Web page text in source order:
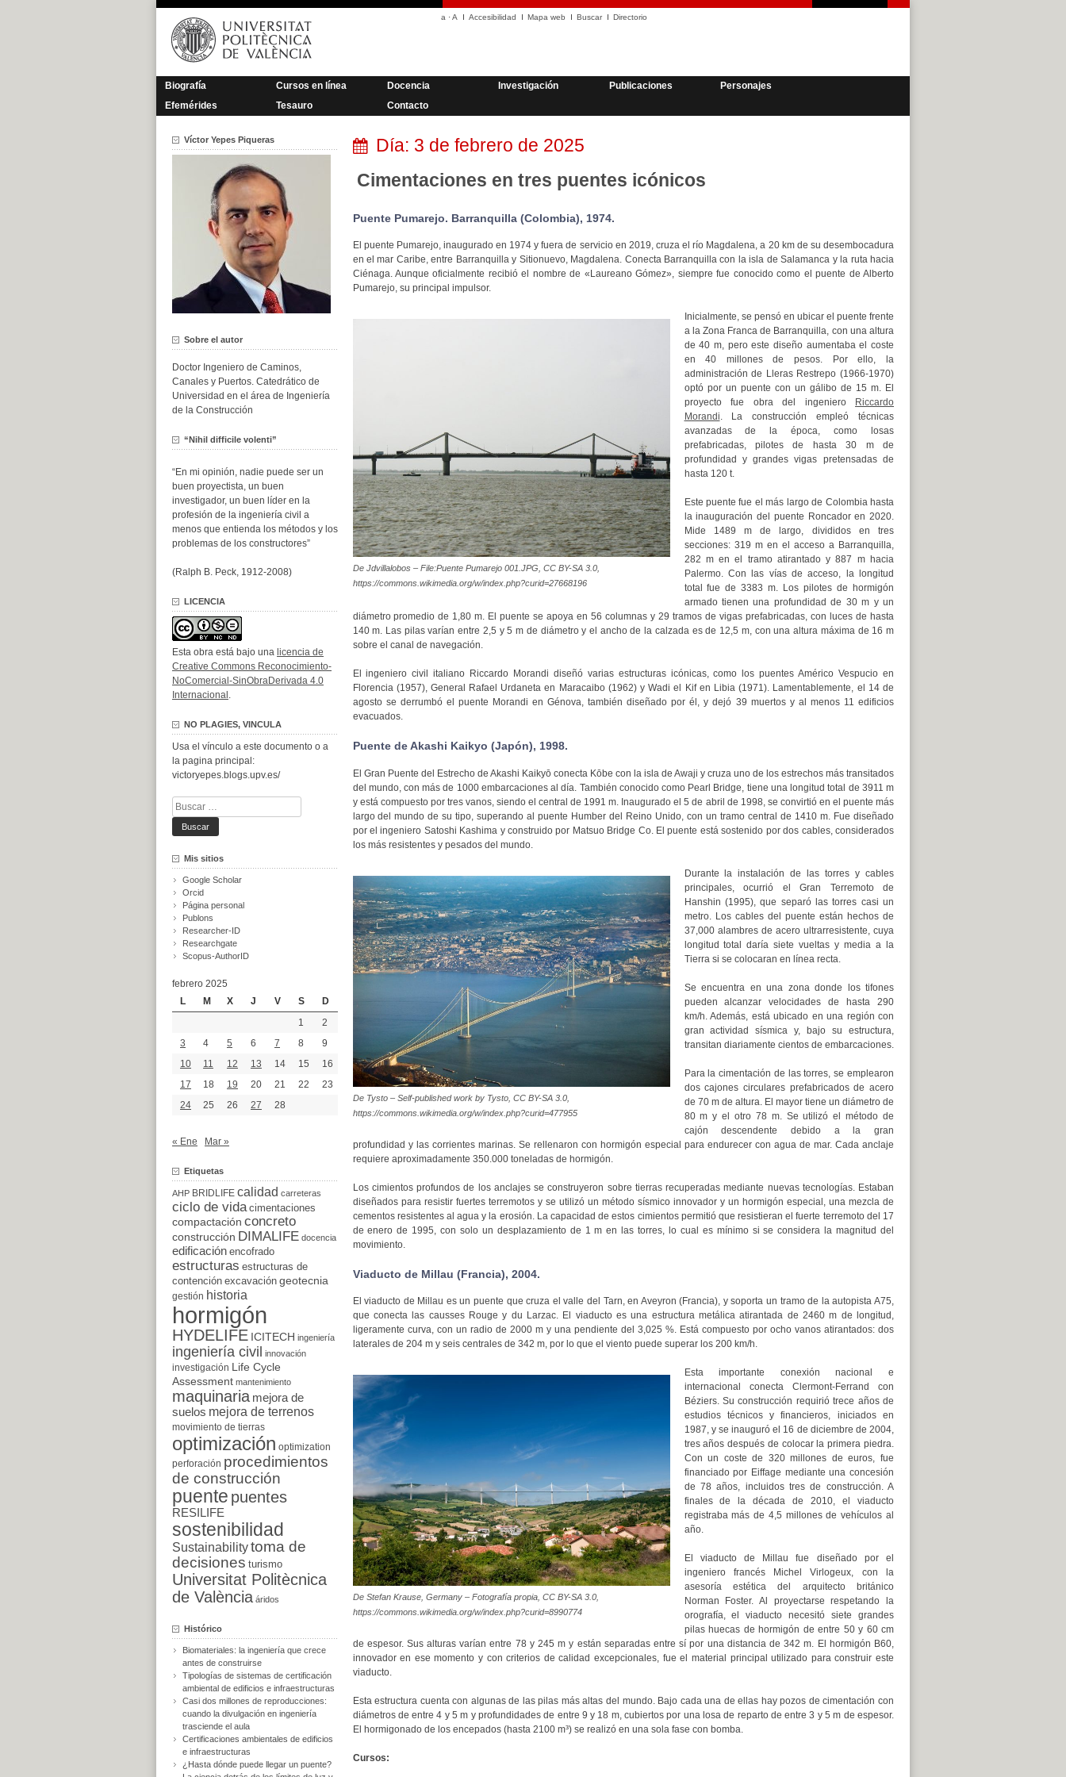
Saltar
contenido
a ·A Accesibilidad Mapa web Buscar Directorio
Biografía Cursos en línea Docencia Investigación Publicaciones
Personajes
Efemérides
Tesauro Contacto
Día: 3 de febrero de 2025
Cimentaciones en tres puentes icónicos
Puente Pumarejo. Barranquilla (Colombia), 1974.
El puente Pumarejo, inaugurado en 1974 y fuera de servicio en 2019, cruza el río Magdalena, a 20 km de su desembocadura
en el mar Caribe, entre Barranquilla y Sitionuevo, Magdalena. Conecta Barranquilla con la isla de Salamanca y la ruta hacia
Ciénaga. Aunque oficialmente recibió el nombre de «Laureano Gómez», siempre fue conocido como el puente de Alberto
Pumarejo, su principal impulsor.
De Jdvillalobos – File:Puente Pumarejo 001.JPG, CC BY-SA 3.0,
https://commons.wikimedia.org/w/index.php?curid=27668196
Inicialmente, se pensó en ubicar el puente frente
a la Zona Franca de Barranquilla, con una altura
de 40 m, pero este diseño aumentaba el coste
en 40 millones de pesos. Por ello, la
administración de Lleras Restrepo (1966-1970)
optó por un puente con un gálibo de 15 m. El
proyecto fue obra del ingeniero
Riccardo
Morandi. La construcción empleó técnicas
avanzadas de la época, como losas
prefabricadas, pilotes de hasta 30 m de
profundidad y grandes vigas pretensadas de
hasta 120 t.
Este puente fue el más largo de Colombia hasta
la inauguración del puente Roncador en 2020.
Mide 1489 m de largo, divididos en tres
secciones: 319 m en el acceso a Barranquilla,
282 m en el tramo atirantado y 887 m hacia
Palermo. Con las vías de acceso, la longitud
total fue de 3383 m. Los pilotes de hormigón
armado tienen una profundidad de 30 m y un
diámetro promedio de 1,80 m. El puente se apoya en 56 columnas y 29 tramos de vigas prefabricadas, con luces de hasta
140 m. Las pilas varían entre 2,5 y 5 m de diámetro y el ancho de la calzada es de 12,5 m, con una altura máxima de 16 m
sobre el canal de navegación.
El ingeniero civil italiano Riccardo Morandi diseñó varias estructuras icónicas, como los puentes Américo Vespucio en
Florencia (1957), General Rafael Urdaneta en Maracaibo (1962) y Wadi el Kif en Libia (1971). Lamentablemente, el 14 de
agosto se derrumbó el puente Morandi en Génova, también diseñado por él, y dejó 39 muertos y al menos 11 edificios
evacuados.
Puente de Akashi Kaikyo (Japón), 1998.
El Gran Puente del Estrecho de Akashi Kaikyō conecta Kōbe con la isla de Awaji y cruza uno de los estrechos más transitados
del mundo, con más de 1000 embarcaciones al día. También conocido como Pearl Bridge, tiene una longitud total de 3911 m
y está compuesto por tres vanos, siendo el central de 1991 m. Inaugurado el 5 de abril de 1998, se convirtió en el puente más
largo del mundo de su tipo, superando al puente Humber del Reino Unido, con un tramo central de 1410 m. Fue diseñado
por el ingeniero Satoshi Kashima y construido por Matsuo Bridge Co. El puente está sostenido por dos cables, considerados
los más resistentes y pesados del mundo.
De Tysto – Self-published work by Tysto, CC BY-SA 3.0,
https://commons.wikimedia.org/w/index.php?curid=477955
Durante la instalación de las torres y cables
principales, ocurrió el Gran Terremoto de
Hanshin (1995), que separó las torres casi un
metro. Los cables del puente están hechos de
37,000 alambres de acero ultrarresistente, cuya
longitud total daría siete vueltas y media a la
Tierra si se colocaran en línea recta.
Se encuentra en una zona donde los tifones
pueden alcanzar velocidades de hasta 290
km/h. Además, está ubicado en una región con
gran actividad sísmica y, bajo su estructura,
transitan diariamente cientos de embarcaciones.
Para la cimentación de las torres, se emplearon
dos cajones circulares prefabricados de acero
de 70 m de altura. El mayor tiene un diámetro de
80 m y el otro 78 m. Se utilizó el método de
cajón descendente debido a la gran
profundidad y las corrientes marinas. Se rellenaron con hormigón especial para endurecer con agua de mar. Cada anclaje
requiere aproximadamente 350.000 toneladas de hormigón.
Los cimientos profundos de los anclajes se construyeron sobre tierras recuperadas mediante nuevas tecnologías. Estaban
diseñados para resistir fuertes terremotos y se utilizó un método sísmico innovador y un hormigón especial, una mezcla de
cementos resistentes al agua y la erosión. La capacidad de estos cimientos permitió que resistieran el fuerte terremoto del 17
de enero de 1995, con solo un desplazamiento de 1 m en las torres, lo cual es mínimo si se considera la magnitud del
movimiento.
Viaducto de Millau (Francia), 2004.
El viaducto de Millau es un puente que cruza el valle del Tarn, en Aveyron (Francia), y soporta un tramo de la autopista A75,
que conecta las causses Rouge y du Larzac. El viaducto es una estructura metálica atirantada de 2460 m de longitud,
ligeramente curva, con un radio de 2000 m y una pendiente del 3,025 %. Está compuesto por ocho vanos atirantados: dos
laterales de 204 m y seis centrales de 342 m, por lo que el viento puede superar los 200 km/h.
De Stefan Krause, Germany – Fotografía propia, CC BY-SA 3.0,
https://commons.wikimedia.org/w/index.php?curid=8990774
Esta importante conexión nacional e
internacional conecta Clermont-Ferrand con
Béziers. Su construcción requirió trece años de
estudios técnicos y financieros, iniciados en
1987, y se inauguró el 16 de diciembre de 2004,
tres años después de colocar la primera piedra.
Con un coste de 320 millones de euros, fue
financiado por Eiffage mediante una concesión
de 78 años, incluidos tres de construcción. A
finales de la década de 2010, el viaducto
registraba más de 4,5 millones de vehículos al
año.
El viaducto de Millau fue diseñado por el
ingeniero francés Michel Virlogeux, con la
asesoría estética del arquitecto británico
Norman Foster. Al proyectarse respetando la
orografía, el viaducto necesitó siete grandes
pilas huecas de hormigón de entre 50 y 60 cm
de espesor. Sus alturas varían entre 78 y 245 m y están separadas entre sí por una distancia de 342 m. El hormigón B60,
innovador en ese momento y con criterios de calidad excepcionales, fue el material principal utilizado para construir este
viaducto.
Esta estructura cuenta con algunas de las pilas más altas del mundo. Bajo cada una de ellas hay pozos de cimentación con
diámetros de entre 4 y 5 m y profundidades de entre 9 y 18 m, cubiertos por una losa de reparto de entre 3 y 5 m de espesor.
El hormigonado de los encepados (hasta 2100 m³) se realizó en una sola fase con bomba.
Cursos:
Víctor Yepes Piqueras
Sobre el autor
Doctor Ingeniero de Caminos,
Canales y Puertos. Catedrático de
Universidad en el área de Ingeniería
de la Construcción
“Nihil difficile volenti”
“En mi opinión, nadie puede ser un
buen proyectista, un buen
investigador, un buen líder en la
profesión de la ingeniería civil a
menos que entienda los métodos y los
problemas de los constructores”
(Ralph B. Peck, 1912-2008)
LICENCIA
Esta obra está bajo una licencia de
Creative Commons Reconocimiento-
NoComercial-SinObraDerivada 4.0
Internacional .
NO PLAGIES, VINCULA
Usa el vínculo a este documento o a
la pagina principal:
victoryepes.blogs.upv.es/
Buscar:
Mis sitios
Google Scholar
Orcid
Página personal
Publons
Researcher-ID
Researchgate
Scopus-AuthorID
febrero 2025
L
M X J V S
D
1
2
3
4 5 6 7 8
9
10
11 12 13 14 15
16
17
18 19 20 21 22
23
24
25 26 27 28
« Ene Mar »
Etiquetas
AHP BRIDLIFE calidad carreteras
ciclo de vida cimentaciones
compactación concreto
construcción DIMALIFE docencia
edificación encofrado
estructuras estructuras de
contención excavación geotecnia
gestión historia
hormigón
HYDELIFE ICITECH ingeniería
ingeniería civil innovación
investigación
Life Cycle
Assessment mantenimiento
maquinaria mejora de
suelos mejora de terrenos
movimiento de tierras
optimización optimization
perforación procedimientos
de construcción
puente puentes
RESILIFE
sostenibilidad
Sustainabilitytoma de
decisiones turismo
Universitat Politècnica
de València áridos
Histórico
Biomateriales: la ingeniería que crece
antes de construirse
Tipologías de sistemas de certificación
ambiental de edificios e infraestructuras
Casi dos millones de reproducciones:
cuando la divulgación en ingeniería
trasciende el aula
Certificaciones ambientales de edificios
e infraestructuras
¿Hasta dónde puede llegar un puente?